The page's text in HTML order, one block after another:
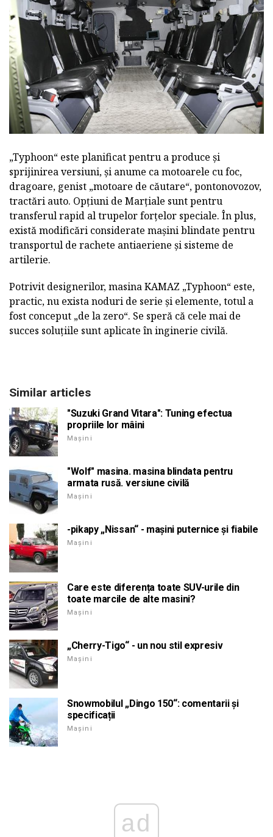
„Typhoon“ este planificat pentru a produce și
sprijinirea versiuni, și anume ca motoarele cu foc,
dragoare, genist „motoare de căutare“, pontonovozov,
tractări auto. Opțiuni de Marțiale sunt pentru
transferul rapid al trupelor forțelor speciale. În plus,
există modificări considerate mașini blindate pentru
transportul de rachete antiaeriene și sisteme de
artilerie.
Potrivit designerilor, masina KAMAZ „Typhoon“ este,
practic, nu exista noduri de serie și elemente, totul a
fost conceput „de la zero“. Se speră că cele mai de
succes soluțiile sunt aplicate în inginerie civilă.
Similar articles
"Suzuki Grand Vitara": Tuning efectua
propriile lor mâini
Mașini
"Wolf" masina. masina blindata pentru
armata rusă. versiune civilă
Mașini
-pikapy „Nissan“ - mașini puternice și fiabile
Mașini
Care este diferența toate SUV-urile din
toate marcile de alte masini?
Mașini
„Cherry-Tigo“ - un nou stil expresiv
Mașini
Snowmobilul „Dingo 150“: comentarii și
specificații
Mașini
ad